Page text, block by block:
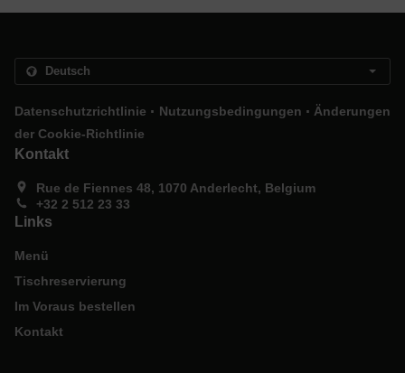
Datenschutzrichtlinie . Nutzungsbedingungen . Änderungen
der Cookie-Richtlinie
Kontakt
Rue de Fiennes 48, 1070 Anderlecht, Belgium
+32 2 512 23 33
Links
Menü
Tischreservierung
Im Voraus bestellen
Kontakt